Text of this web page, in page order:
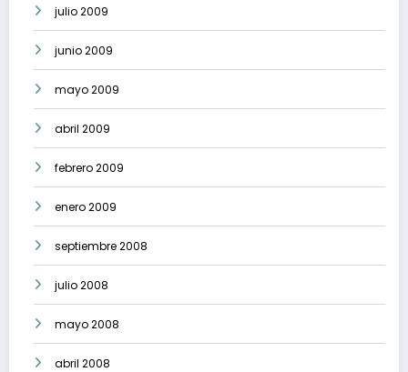
julio 2009
junio 2009
mayo 2009
abril 2009
febrero 2009
enero 2009
septiembre 2008
julio 2008
mayo 2008
abril 2008